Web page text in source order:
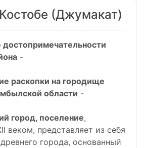
(Джумакат)
-
раскопки на городище
области -
город, поселение,
веком, представляет из себя
города, основанный